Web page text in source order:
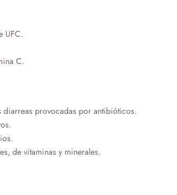
UFC.
C.
diarreas provocadas por antibióticos.
de vitaminas y minerales.